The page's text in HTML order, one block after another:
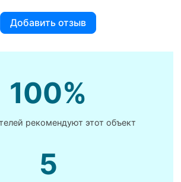
Добавить отзыв
100%
рекомендуют этот объект
5